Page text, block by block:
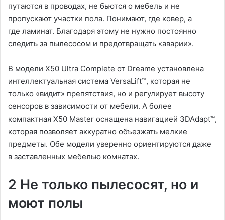
путаются в проводах, не бьются о мебель и не
пропускают участки пола. Понимают, где ковер, а
где ламинат. Благодаря этому не нужно постоянно
следить за пылесосом и предотвращать «аварии».
В модели X50 Ultra Complete от Dreame установлена
интеллектуальная система VersaLift™, которая не
только «видит» препятствия, но и регулирует высоту
сенсоров в зависимости от мебели. А более
компактная X50 Master оснащена навигацией 3DAdapt™,
которая позволяет аккуратно объезжать мелкие
предметы. Обе модели уверенно ориентируются даже
в заставленных мебелью комнатах.
2 Не только пылесосят, но и
моют полы